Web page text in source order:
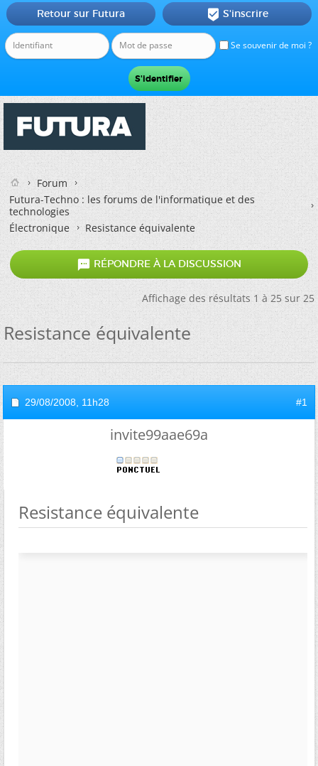
Se souvenir de moi ?
Retour sur Futura  S'inscrire
Forum
Futura-Techno : les forums de l'informatique et des
technologies
Électronique
Resistance équivalente
 RÉPONDRE À LA DISCUSSION
Affichage des résultats 1 à 25 sur 25
Resistance équivalente
29/08/2008, 11h28 #1
invite99aae69a
Resistance équivalente